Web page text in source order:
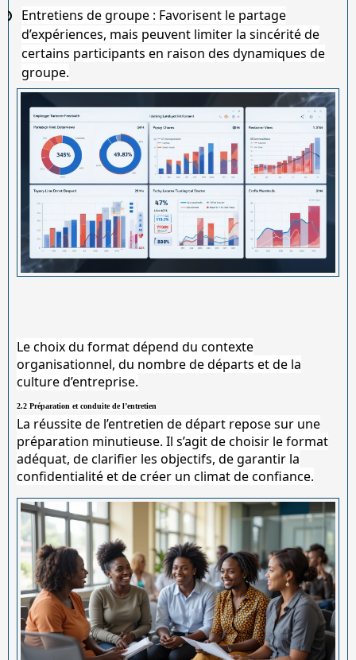
Entretiens de groupe : Favorisent le partage
d’expériences, mais peuvent limiter la sincérité de
certains participants en raison des dynamiques de
groupe.
Le choix du format dépend du contexte
organisationnel, du nombre de départs et de la
culture d’entreprise.
2.2 Préparation et conduite de l’entretien
La réussite de l’entretien de départ repose sur une
préparation minutieuse. Il s’agit de choisir le format
adéquat, de clarifier les objectifs, de garantir la
confidentialité et de créer un climat de confiance.